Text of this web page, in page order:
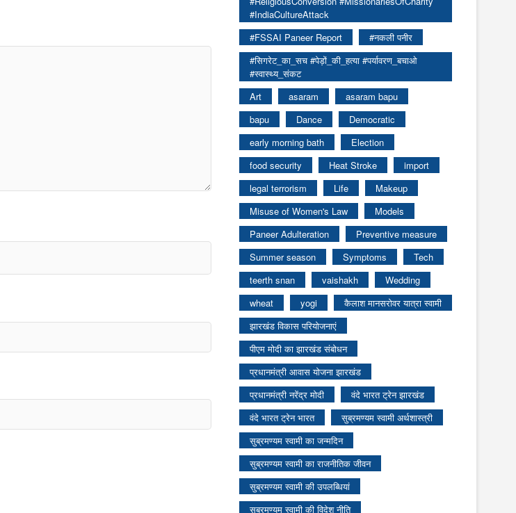
#IndiaCultureAttack
#FSSAI Paneer Report
#नकली पनीर
#सिगरेट_का_सच #पेड़ों_की_हत्या #पर्यावरण_बचाओ
#स्वास्थ्य_संकट
Art
asaram
asaram bapu
bapu
Dance
Democratic
early morning bath
Election
food security
Heat Stroke
import
legal terrorism
Life
Makeup
Misuse of Women's Law
Models
Paneer Adulteration
Preventive measure
Summer season
Symptoms
Tech
teerth snan
vaishakh
Wedding
wheat
yogi
कैलाश मानसरोवर यात्रा स्वामी
झारखंड विकास परियोजनाएं
पीएम मोदी का झारखंड संबोधन
प्रधानमंत्री आवास योजना झारखंड
प्रधानमंत्री नरेंद्र मोदी
वंदे भारत ट्रेन झारखंड
वंदे भारत ट्रेन भारत
सुब्रमण्यम स्वामी अर्थशास्त्री
सुब्रमण्यम स्वामी का जन्मदिन
सुब्रमण्यम स्वामी का राजनीतिक जीवन
सुब्रमण्यम स्वामी की उपलब्धियां
सुब्रमण्यम स्वामी की विदेश नीति